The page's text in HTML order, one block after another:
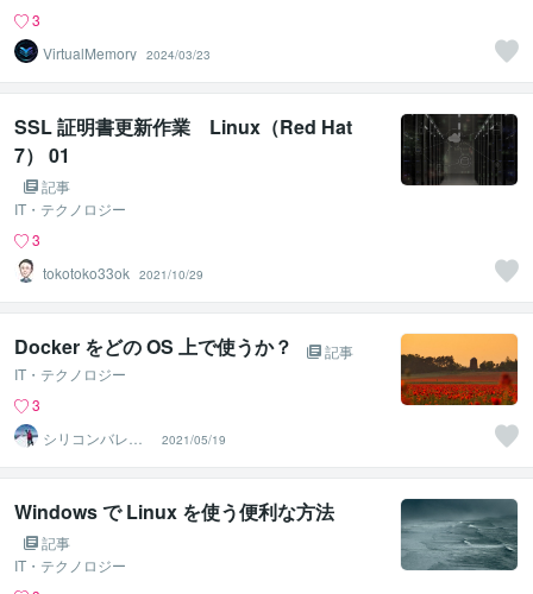
3
VirtualMemory 2024/03/23
SSL 証明書更新作業 Linux（Red Hat
7） 01
記事
IT・テクノロジー
3
tokotoko33ok 2021/10/29
Docker をどの OS 上で使うか？
記事
IT・テクノロジー
3
シリコンバレー
スーパーウエア
2021/05/19
Windows で Linux を使う便利な方法
記事
IT・テクノロジー